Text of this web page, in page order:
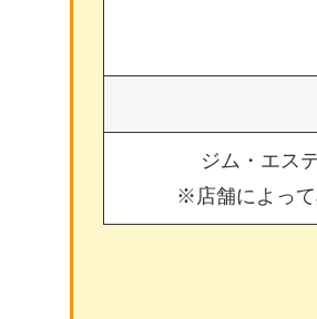
ジム・エス
※店舗によっ